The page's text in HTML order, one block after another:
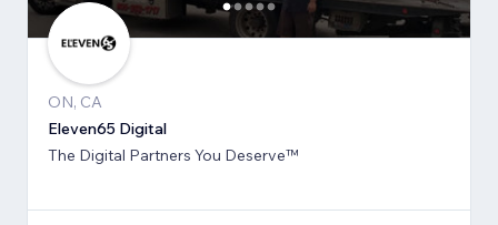
ON, CA
Eleven65 Digital
The Digital Partners You Deserve™